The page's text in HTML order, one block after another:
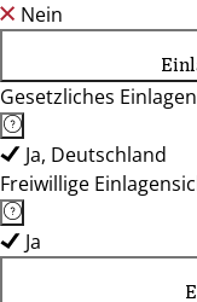
Nein
Gesetzliches
Ja, Deutschland
Freiwillige
Ja